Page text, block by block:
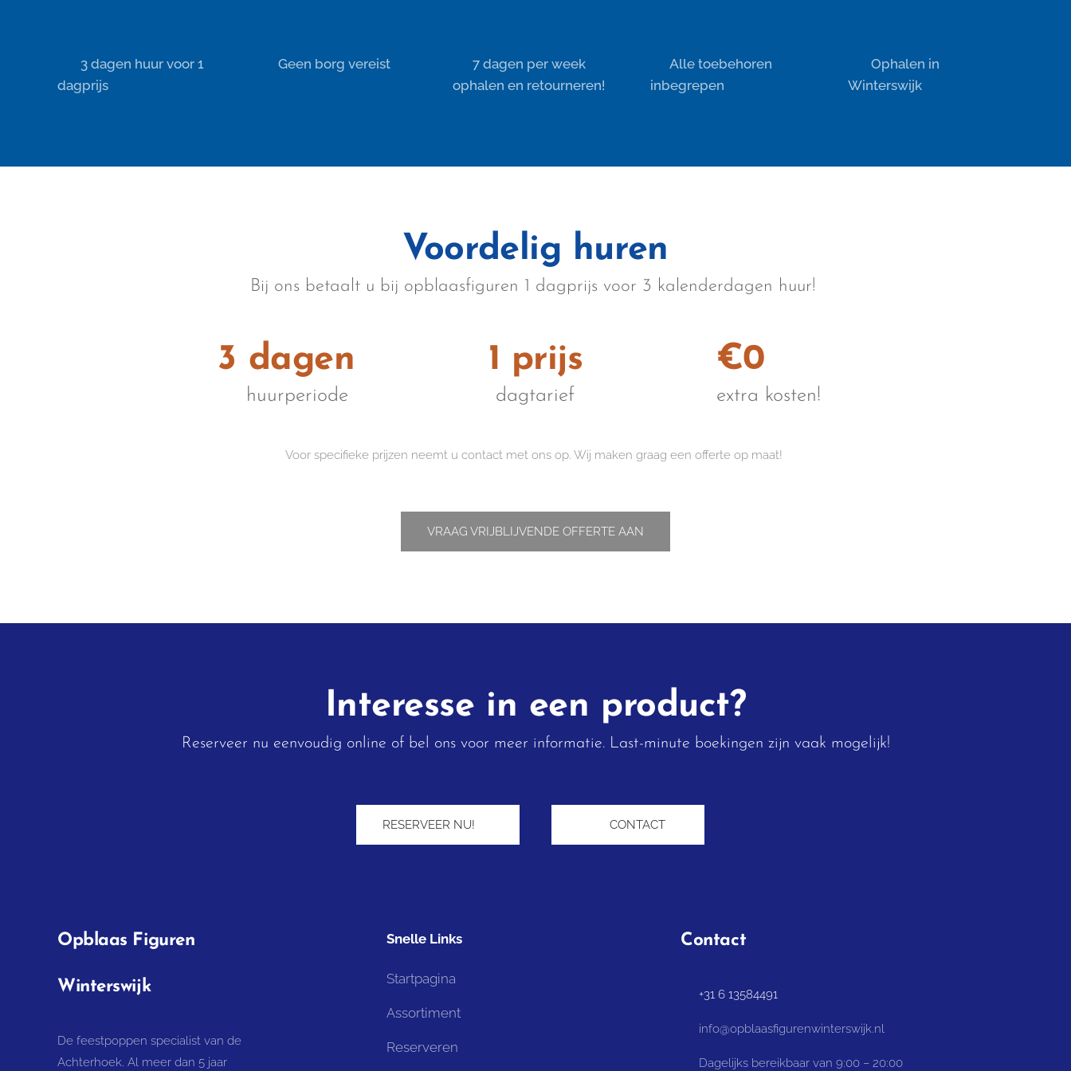
⏰ 3 dagen huur voor 1
dagprijs
✔️ Geen borg vereist
👍 7 dagen per week
ophalen en retourneren!
✨ Alle toebehoren
inbegrepen
📌 Ophalen in
Winterswijk
Voordelig huren
Bij ons betaalt u bij opblaasfiguren 1 dagprijs voor 3 kalenderdagen huur!
3 dagen
huurperiode
1 prijs
dagtarief
€0
extra kosten!
Voor specifieke prijzen neemt u contact met ons op. Wij maken graag een offerte op maat!
VRAAG VRIJBLIJVENDE OFFERTE AAN
Interesse in een product?
Reserveer nu eenvoudig online of bel ons voor meer informatie. Last-minute boekingen zijn vaak mogelijk!
RESERVEER NU! ➡︎
Opblaas Figuren
Winterswijk
De feestpoppen specialist van de
Achterhoek. Al meer dan 5 jaar
Snelle Links
Startpagina
Assortiment
Reserveren
📞 CONTACT
Contact
📞 +31 6 13584491
📧 info@opblaasfigurenwinterswijk.nl
⏰ Dagelijks bereikbaar van 9:00 – 20:00